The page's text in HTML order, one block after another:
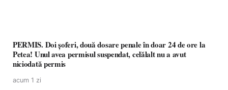
PERMIS. Doi șoferi, două dosare penale în doar 24 de ore la
Petea! Unul avea permisul suspendat, celălalt nu a avut
niciodată permis
acum 1 zi